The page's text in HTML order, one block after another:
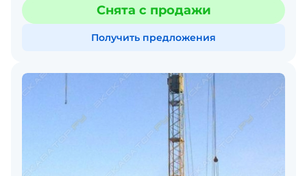
Снята с продажи
Получить предложения